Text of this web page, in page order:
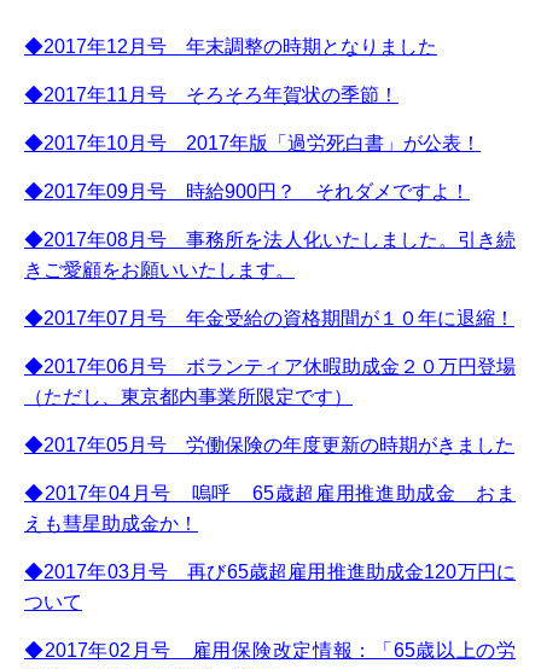
◆2017年12月号 年末調整の時期となりました
◆2017年11月号 そろそろ年賀状の季節！
◆2017年10月号 2017年版「過労死白書」が公表！
◆2017年09月号 時給900円？ それダメですよ！
◆2017年08月号 事務所を法人化いたしました。引き続
きご愛顧をお願いいたします。
◆2017年07月号 年金受給の資格期間が１０年に退縮！
◆2017年06月号 ボランティア休暇助成金２０万円登場
（ただし、東京都内事業所限定です）
◆2017年05月号 労働保険の年度更新の時期がきました
◆2017年04月号 嗚呼 65歳超雇用推進助成金 おま
えも彗星助成金か！
◆2017年03月号 再び65歳超雇用推進助成金120万円に
ついて
◆2017年02月号 雇用保険改定情報：「65歳以上の労